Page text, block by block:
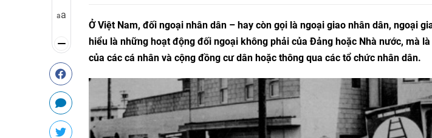
aa
Ở Việt Nam, đối ngoại nhân dân – hay còn gọi là ngoại giao nhân dân, ngoại
hiểu là những hoạt động đối ngoại không phải của Đảng hoặc Nhà nước, mà
của các cá nhân và cộng đồng cư dân hoặc thông qua các tổ chức nhân dân.